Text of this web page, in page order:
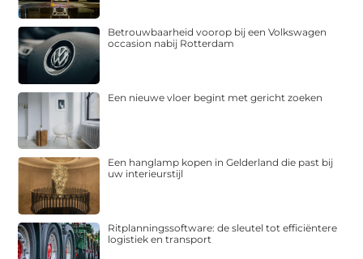
Betrouwbaarheid voorop bij een Volkswagen
occasion nabij Rotterdam
Een nieuwe vloer begint met gericht zoeken
Een hanglamp kopen in Gelderland die past bij
uw interieurstijl
Ritplanningssoftware: de sleutel tot efficiëntere
logistiek en transport